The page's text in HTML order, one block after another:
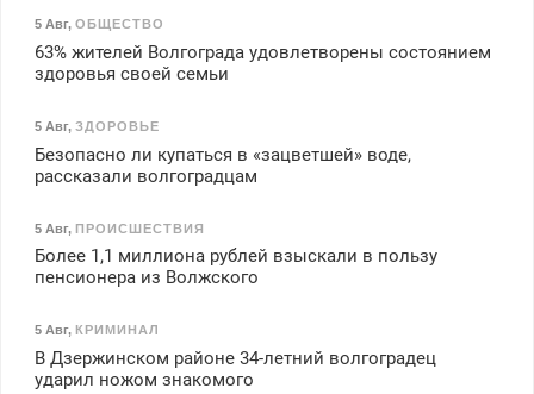
5 Авг, ОБЩЕСТВО
63% жителей Волгограда удовлетворены состоянием
здоровья своей семьи
5 Авг, ЗДОРОВЬЕ
Безопасно ли купаться в «зацветшей» воде,
рассказали волгоградцам
5 Авг, ПРОИСШЕСТВИЯ
Более 1,1 миллиона рублей взыскали в пользу
пенсионера из Волжского
5 Авг, КРИМИНАЛ
В Дзержинском районе 34-летний волгоградец
ударил ножом знакомого